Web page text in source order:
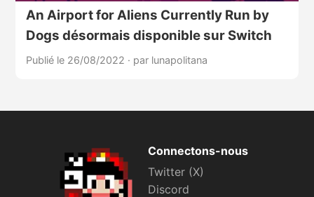
An Airport for Aliens Currently Run by
Dogs désormais disponible sur Switch
Publié le 26/08/2022 · par lunapolitana
Connectons-nous
Twitter (X)
Discord